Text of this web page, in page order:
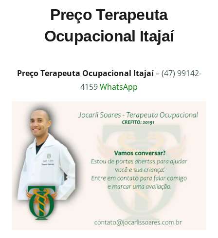
Preço Terapeuta
Ocupacional Itajaí
Preço Terapeuta Ocupacional Itajaí–(47) 99142-
4159WhatsApp